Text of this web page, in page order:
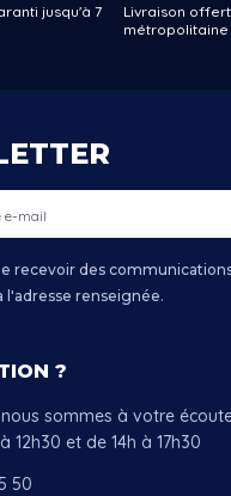
jusqu'à 7
Livraison
métropolitaine
recevoir des
l'adresse renseignée.
?
sommes à votre
12h30 et de 14h à 17h30
50